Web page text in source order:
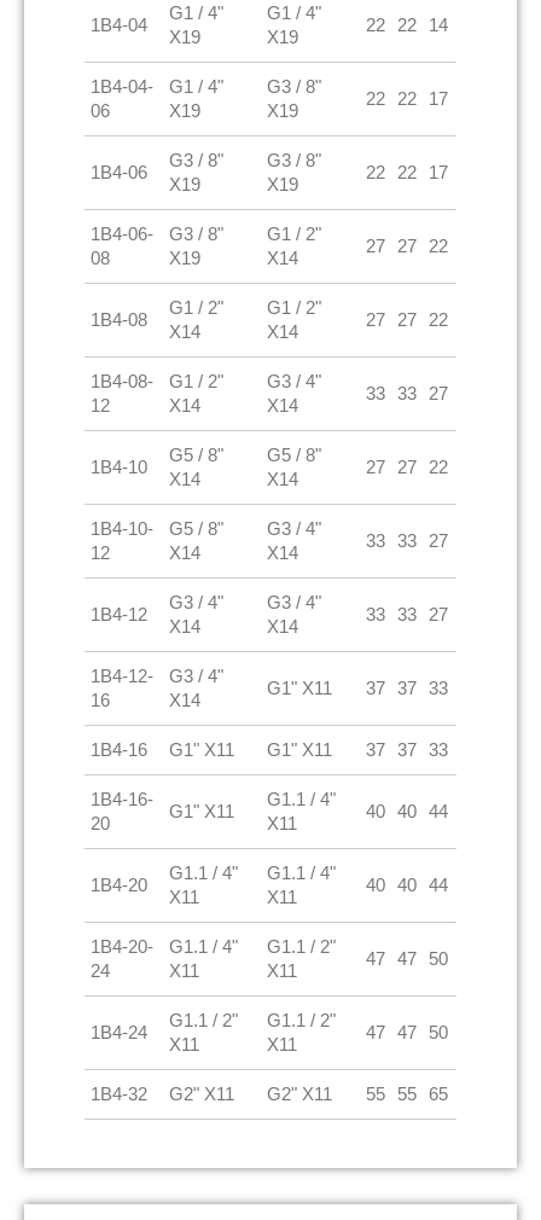
1B4-04
G1 / 4"
X19
G1 / 4"
X19
22 22 14
1B4-04-
06
G1 / 4"
X19
G3 / 8"
X19
22 22 17
1B4-06
G3 / 8"
X19
G3 / 8"
X19
22 22 17
1B4-06-
08
G3 / 8"
X19
G1 / 2"
X14
27 27 22
1B4-08
G1 / 2"
X14
G1 / 2"
X14
27 27 22
1B4-08-
12
G1 / 2"
X14
G3 / 4"
X14
33 33 27
1B4-10
G5 / 8"
X14
G5 / 8"
X14
27 27 22
1B4-10-
12
G5 / 8"
X14
G3 / 4"
X14
33 33 27
1B4-12
G3 / 4"
X14
G3 / 4"
X14
33 33 27
1B4-12-
16
G3 / 4"
X14
G1" X11 37 37 33
1B4-16 G1" X11 G1" X11 37 37 33
1B4-16-
20
G1" X11
G1.1 / 4"
X11
40 40 44
1B4-20
G1.1 / 4"
X11
G1.1 / 4"
X11
40 40 44
1B4-20-
24
G1.1 / 4"
X11
G1.1 / 2"
X11
47 47 50
1B4-24
G1.1 / 2"
X11
G1.1 / 2"
X11
47 47 50
1B4-32 G2" X11 G2" X11 55 55 65